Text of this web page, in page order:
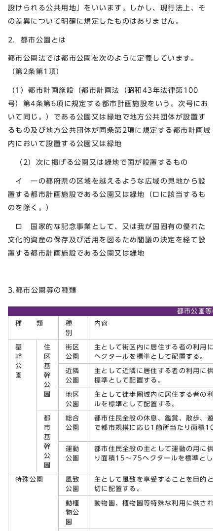
設けられる公共用地」をいいます。しかし、現行法上、そ
の差異について明確に規定したものはありません。
2．都市公園とは
都市公園法では都市公園を次のように定義しています。
（第2条第1項）
（1）都市計画施設（都市計画法（昭和43年法律第100
号）第4条第6項に規定する都市計画施設をいう。次号にお
いて同じ。）である公園又は緑地で地方公共団体が設置す
るもの及び地方公共団体が同条第2項に規定する都市計画域
内において設置する公園又は緑地
（2）次に掲げる公園又は緑地で国が設置するもの
イ 一の都府県の区域を越えるような広域の見地から設
置する都市計画施設である公園又は緑地（ロに該当するも
のを除く。）
ロ 国家的な記念事業として、又は我が国固有の優れた
文化的資産の保存及び活用を図るため閣議の決定を経て設
置する都市計画施設である公園又は緑地
3.都市公園等の種類
都市公園等の
種 類
種
別
内容
基
幹
公
園
住
区
基
幹
公
園
街区
公園
主として街区内に居住する者の利用に
ヘクタールを標準として配置する。
近隣
公園
主として近隣に居住する者の利用に供
標準として配置する。
地区
公園
主として徒歩圏域内に居住する者の利
ルを標準として配置する。
都
市
基
幹
公
園
総合
公園
都市住民全般の休息、鑑賞、散歩、遊
で都市規模に応じ1箇所当たり面積10
運動
公園
都市住民全般の主として運動の用に供
り面積15～75ヘクタールを標準とし
特殊公園
風致
公園
主として風致を享受することを目的と
切に配置する。
動植
物公
園
動物園、植物園等特殊な利用に供され